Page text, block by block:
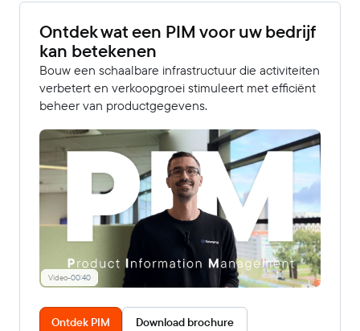
Ontdek wat een PIM voor uw bedrijf
kan betekenen
Bouw een schaalbare infrastructuur die activiteiten
verbetert en verkoopgroei stimuleert met efficiënt
beheer van productgegevens.
Video-00:40
Ontdek PIM Download brochure